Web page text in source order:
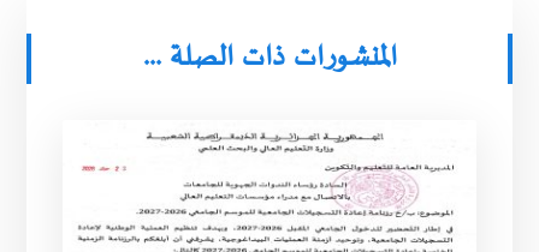
المنشورات ذات الصلة ...